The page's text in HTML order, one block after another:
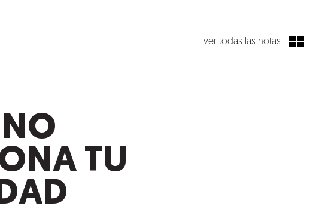
ver todas las notas
TU